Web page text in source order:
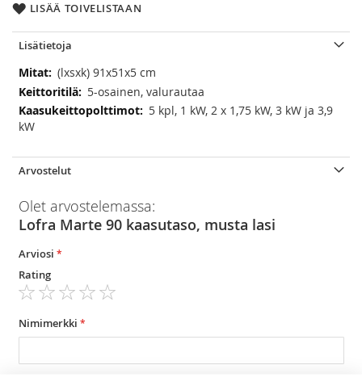
LISÄÄ TOIVELISTAAN
Lisätietoja
Lisätietoja(lxsxk) 91x51x5 cm
5-osainen, valurautaa
5 kpl, 1 kW, 2 x 1,75 kW, 3 kW ja 3,9
kW
Arvostelut
Olet arvostelemassa:
Lofra Marte 90 kaasutaso, musta lasi
Arviosi
Rating
star
stars
stars
stars
stars
Nimimerkki